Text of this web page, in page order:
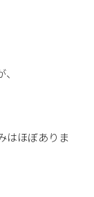
はほぼありま